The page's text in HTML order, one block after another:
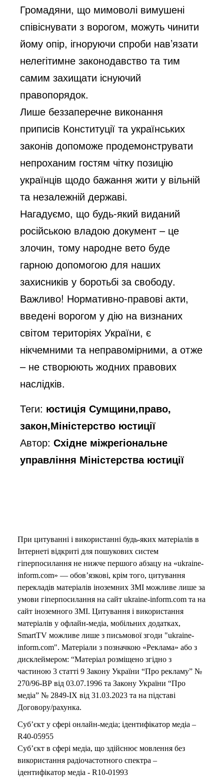
Громадяни, що мимоволі вимушені
співіснувати з ворогом, можуть чинити
йому опір, ігноруючи спроби нав’язати
нелегітимне законодавство та тим
самим захищати існуючий
правопорядок.
Лише беззаперечне виконання
приписів Конституції та українських
законів допоможе продемонструвати
непроханим гостям чітку позицію
українців щодо бажання жити у вільній
та незалежній державі.
Нагадуємо, що будь-який виданий
російською владою документ – це
злочин, тому народне вето буде
гарною допомогою для наших
захисників у боротьбі за свободу.
Важливо! Нормативно-правові акти,
введені ворогом у дію на визнаних
світом територіях України, є
нікчемними та неправомірними, а отже
– не створюють жодних правових
наслідків.
Теги: юстиція Сумщини,право,
закон,Міністерство юстиції
Автор:Східне міжрегіональне
управління Міністерства юстиції
При цитуванні і використанні будь-яких матеріалів в
Інтернеті відкриті для пошукових систем
гіперпосилання не нижче першого абзацу на «ukraine-
inform.com» — обов’язкові, крім того, цитування
перекладів матеріалів іноземних ЗМІ можливе лише за
умови гіперпосилання на сайт ukraine-inform.com та на
сайт іноземного ЗМІ. Цитування і використання
матеріалів у офлайн-медіа, мобільних додатках,
SmartTV можливе лише з письмової згоди "ukraine-
inform.com". Матеріали з позначкою «Реклама» або з
дисклеймером: “Матеріал розміщено згідно з
частиною 3 статті 9 Закону України “Про рекламу” №
270/96-ВР від 03.07.1996 та Закону України “Про
медіа” № 2849-IX від 31.03.2023 та на підставі
Договору/рахунка.
Суб’єкт у сфері онлайн-медіа; ідентифікатор медіа –
R40-05955
Суб’єкт в сфері медіа, що здійснює мовлення без
використання радіочастотного спектра –
ідентифікатор медіа - R10-01993